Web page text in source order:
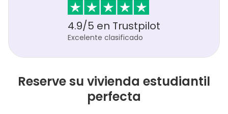
4.9/5 en Trustpilot
Excelente clasificado
Reserve su vivienda estudiantil
perfecta